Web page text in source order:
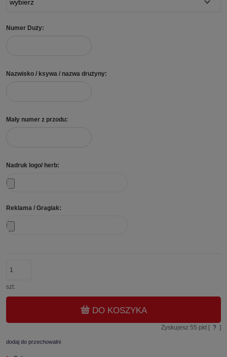
Numer Duży:
Nazwisko / ksywa / nazwa drużyny:
Mały numer z przodu:
Nadruk logo/ herb:
Reklama / Gragiak:
szt.
DO KOSZYKA
Zyskujesz 55 pkt [ ? ]
dodaj do przechowalni